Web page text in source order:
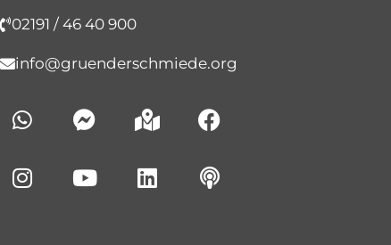
02191 / 46 40 900
info@gruenderschmiede.org